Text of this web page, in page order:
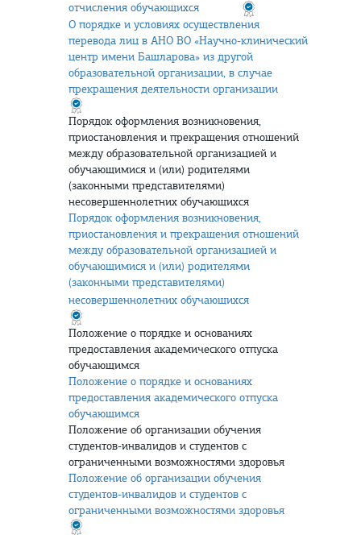
отчисления обучающихся
О порядке и условиях осуществления
перевода лиц в АНО ВО «Научно-клинический
центр имени Башларова» из другой
образовательной организации, в случае
прекращения деятельности организации
Порядок оформления возникновения,
приостановления и прекращения отношений
между образовательной организацией и
обучающимися и (или) родителями
(законными представителями)
несовершеннолетних обучающихся
Порядок оформления возникновения,
приостановления и прекращения отношений
между образовательной организацией и
обучающимися и (или) родителями
(законными представителями)
несовершеннолетних обучающихся
Положение о порядке и основаниях
предоставления академического отпуска
обучающимся
Положение о порядке и основаниях
предоставления академического отпуска
обучающимся
Положение об организации обучения
студентов-инвалидов и студентов с
ограниченными возможностями здоровья
Положение об организации обучения
студентов-инвалидов и студентов с
ограниченными возможностями здоровья